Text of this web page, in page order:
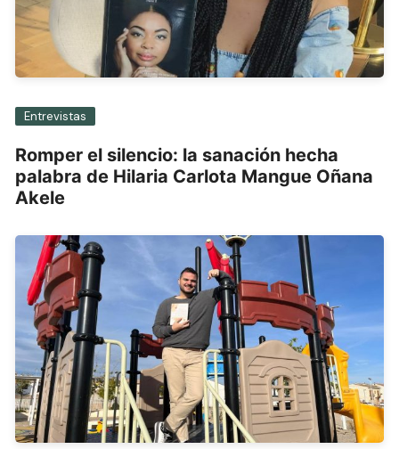
Entrevistas
Romper el silencio: la sanación hecha
palabra de Hilaria Carlota Mangue Oñana
Akele